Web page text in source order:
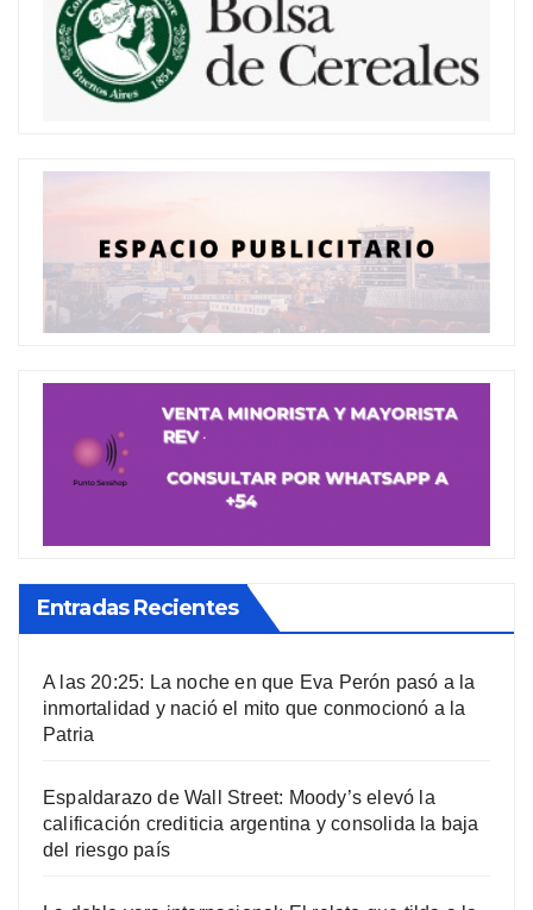
Entradas Recientes
A las 20:25: La noche en que Eva Perón pasó a la
inmortalidad y nació el mito que conmocionó a la
Patria
Espaldarazo de Wall Street: Moody’s elevó la
calificación crediticia argentina y consolida la baja
del riesgo país